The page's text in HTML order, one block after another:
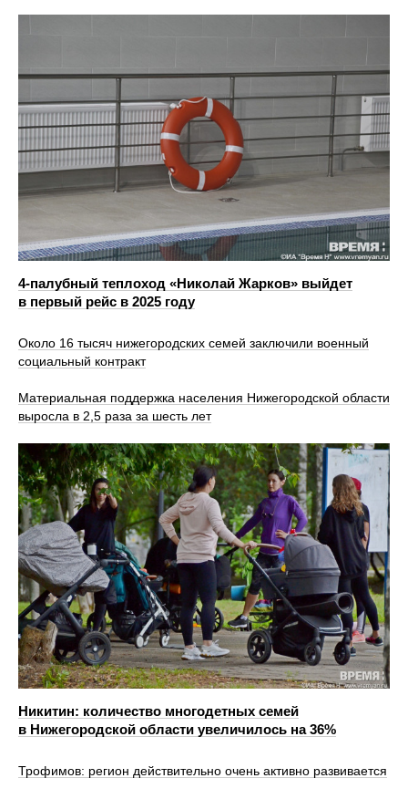
4-палубный теплоход «Николай Жарков» выйдет
в первый рейс в 2025 году
Около 16 тысяч нижегородских семей заключили военный
социальный контракт
Материальная поддержка населения Нижегородской области
выросла в 2,5 раза за шесть лет
Никитин: количество многодетных семей
в Нижегородской области увеличилось на 36%
Трофимов: регион действительно очень активно развивается